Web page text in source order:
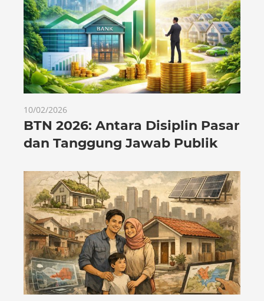
10/02/2026
BTN 2026: Antara Disiplin Pasar
dan Tanggung Jawab Publik